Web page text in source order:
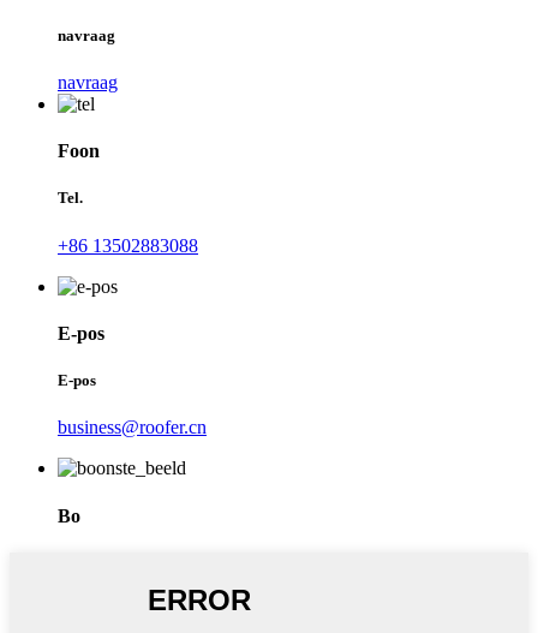
navraag
navraag
Foon
Tel.
+86 13502883088
E-pos
E-pos
business@roofer.cn
Bo